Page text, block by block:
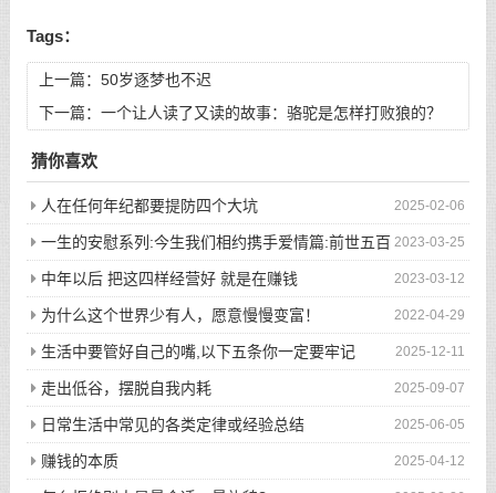
Tags：
上一篇： 50岁逐梦也不迟
下一篇： 一个让人读了又读的故事：骆驼是怎样打败狼的？
猜你喜欢
2025-02-06
人在任何年纪都要提防四个大坑
2023-03-25
一生的安慰系列:今生我们相约携手爱情篇:前世五百
次的回眸才换来今生的相遇
2023-03-12
中年以后 把这四样经营好 就是在赚钱
2022-04-29
为什么这个世界少有人，愿意慢慢变富！
2025-12-11
生活中要管好自己的嘴,以下五条你一定要牢记
2025-09-07
走出低谷，摆脱自我内耗
2025-06-05
日常生活中常见的各类定律或经验总结
2025-04-12
赚钱的本质